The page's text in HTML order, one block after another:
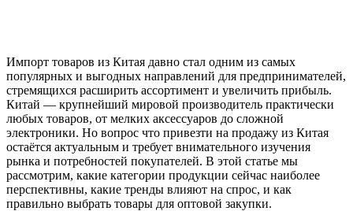
Импорт товаров из Китая давно стал одним из самых
популярных и выгодных направлений для предпринимателей,
стремящихся расширить ассортимент и увеличить прибыль.
Китай — крупнейший мировой производитель практически
любых товаров, от мелких аксессуаров до сложной
электроники. Но вопрос что привезти на продажу из Китая
остаётся актуальным и требует внимательного изучения
рынка и потребностей покупателей. В этой статье мы
рассмотрим, какие категории продукции сейчас наиболее
перспективны, какие тренды влияют на спрос, и как
правильно выбрать товары для оптовой закупки.